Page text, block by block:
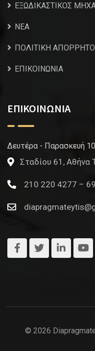
ΕΞΩΔΙΚΑΣΤΙΚΟΣ
NEA
ΠΟΛΙΤΙΚΗ
ΕΠΙΚΟΙΝΩΝΙΑ
ΕΠΙΚΟΙΝΩΝΙΑ
Δευτέρα - Παρασκευή
Σταδίου 61, Αθήνα
210 220 4277 –
© 2026